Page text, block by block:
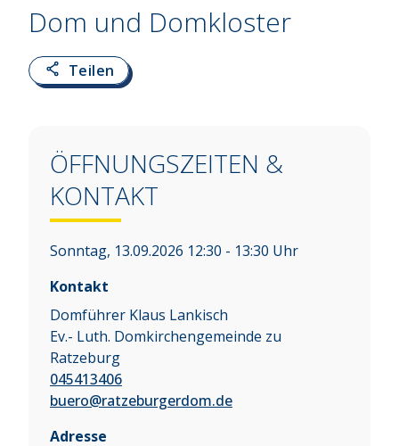
Dom und Domkloster
Teilen
ÖFFNUNGSZEITEN &
KONTAKT
Sonntag, 13.09.2026 12:30 - 13:30 Uhr
Kontakt
Domführer Klaus Lankisch
Ev.- Luth. Domkirchengemeinde zu
Ratzeburg
045413406
buero@ratzeburgerdom.de
Adresse